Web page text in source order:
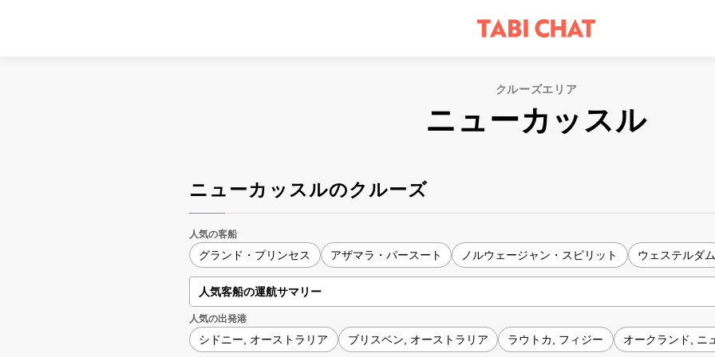
クルーズエリア
ニューカッスル
ニューカッスルのクルーズ
人気の客船
グランド・プリンセス アザマラ・パースート ノルウェージャン・スピリット ウェステルダム
人気客船の運航サマリー
人気の出発港
シドニー, オーストラリア ブリスベン, オーストラリア ラウトカ, フィジー オークランド, ニ